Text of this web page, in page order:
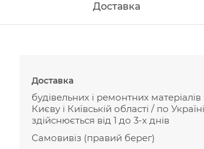
Доставка
Доставка
будівельних і ремонтних матеріалів
Києву і Київській області / по Україні
здійснюється від 1 до 3-х днів
Самовивіз (правий берег)